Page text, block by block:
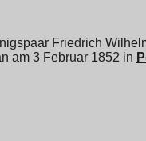
Friedrich
am 3 Februar 1852 in